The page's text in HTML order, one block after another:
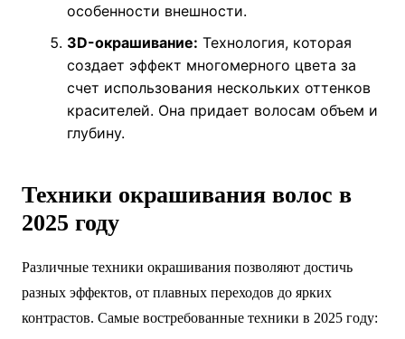
особенности внешности.
3D-окрашивание: Технология, которая
создает эффект многомерного цвета за
счет использования нескольких оттенков
красителей. Она придает волосам объем и
глубину.
Техники окрашивания волос в
2025 году
Различные техники окрашивания позволяют достичь
разных эффектов, от плавных переходов до ярких
контрастов. Самые востребованные техники в 2025 году: